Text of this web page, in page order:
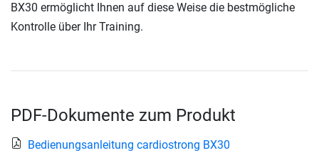
BX30 ermöglicht Ihnen auf diese Weise die bestmögliche
Kontrolle über Ihr Training.
PDF-Dokumente zum Produkt
Bedienungsanleitung cardiostrong BX30